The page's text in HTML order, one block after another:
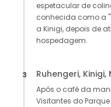
espetacular de
conhecida como a
a Kinigi, depois de
hospedagem.
3 Ruhengeri, Kinigi,
Após o café da
Visitantes do